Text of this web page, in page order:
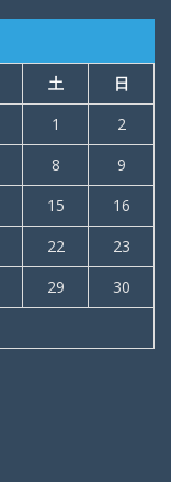
土
日
1
2
8
9
15
16
22
23
29
30